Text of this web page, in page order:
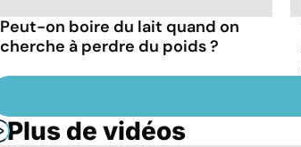
Peut-on boire du lait quand on
cherche à perdre du poids ?
Plus de vidéos